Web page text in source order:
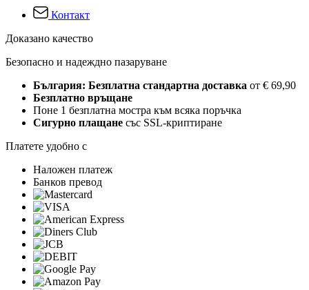
Контакт
Доказано качество
Безопасно и надеждно пазаруване
България: Безплатна стандартна доставка от € 69,90
Безплатно връщане
Поне 1 безплатна мостра към всяка поръчка
Сигурно плащане със SSL-криптиране
Платете удобно с
Наложен платеж
Банков превод